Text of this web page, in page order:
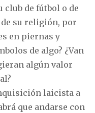
de fútbol o de
su religión, por
en piernas y
de algo? ¿Van
algún valor
laicista a
que andarse con